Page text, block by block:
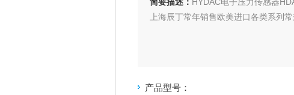
上海辰丁常年销售欧美进口各类系列
产品型号：